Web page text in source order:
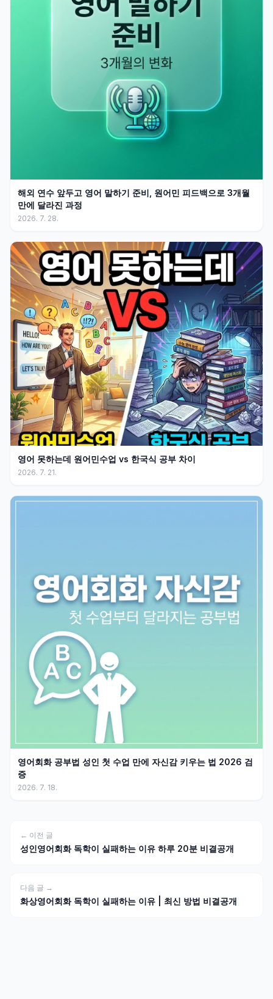
해외 연수 앞두고 영어 말하기 준비, 원어민 피드백으로 3개월
만에 달라진 과정
2026. 7. 28.
영어 못하는데 원어민수업 vs 한국식 공부 차이
2026. 7. 21.
영어회화 공부법 성인 첫 수업 만에 자신감 키우는 법 2026 검
증
2026. 7. 18.
← 이전 글
성인영어회화 독학이 실패하는 이유 하루 20분 비결공개
다음 글 →
화상영어회화 독학이 실패하는 이유 | 최신 방법 비결공개